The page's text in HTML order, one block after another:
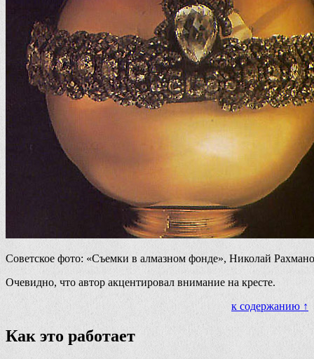
Советское фото: «Съемки в алмазном фонде», Николай
Очевидно, что автор акцентировал внимание на кресте.
к содержанию ↑
Как это работает